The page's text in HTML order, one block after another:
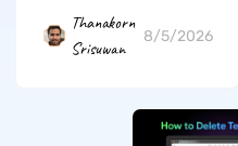
ประสิทธิภาพ และคู่มือ
การใช้งาน
Thanakorn
Srisuwan
8/5/2026